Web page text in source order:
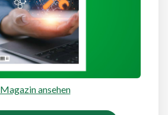
Magazin ansehen